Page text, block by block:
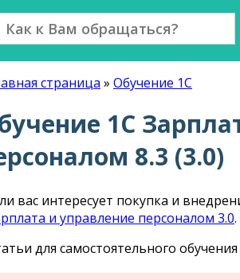
страница » Обучение 1С
1С
8.3 (3.0)
вас интересует покупка и
и управление персоналом 3.0.
для самостоятельного